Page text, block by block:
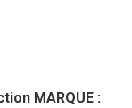
MARQUE :